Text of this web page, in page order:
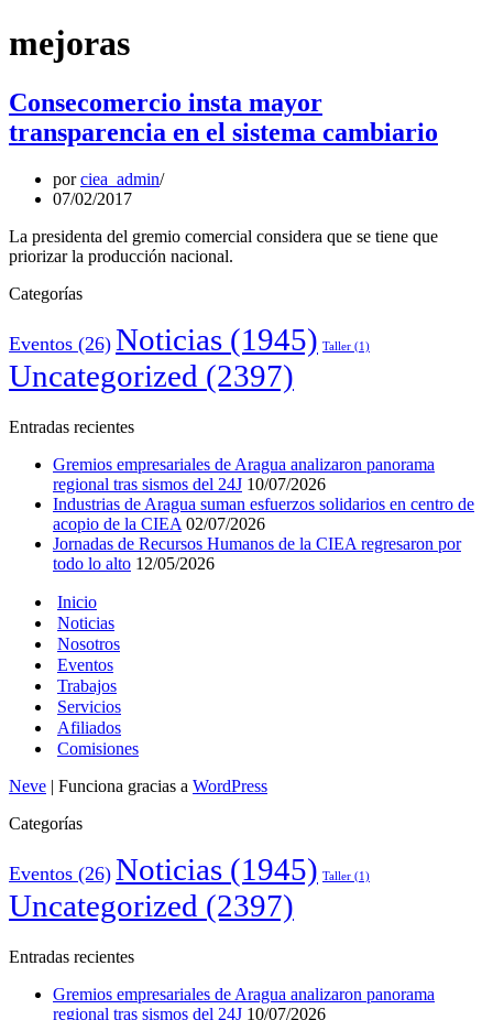
mejoras
Consecomercio insta mayor
transparencia en el sistema cambiario
porciea_admin
07/02/2017
La presidenta del gremio comercial considera que se tiene que
priorizar la producción nacional.
Categorías
Eventos (26) Noticias (1945) Taller (1)
Uncategorized (2397)
Entradas recientes
Gremios empresariales de Aragua analizaron panorama
regional tras sismos del 24J 10/07/2026
Industrias de Aragua suman esfuerzos solidarios en centro de
acopio de la CIEA 02/07/2026
Jornadas de Recursos Humanos de la CIEA regresaron por
todo lo alto 12/05/2026
Inicio
Noticias
Nosotros
Eventos
Trabajos
Servicios
Afiliados
Comisiones
Neve | Funciona gracias a WordPress
Categorías
Eventos (26) Noticias (1945) Taller (1)
Uncategorized (2397)
Entradas recientes
Gremios empresariales de Aragua analizaron panorama
regional tras sismos del 24J 10/07/2026